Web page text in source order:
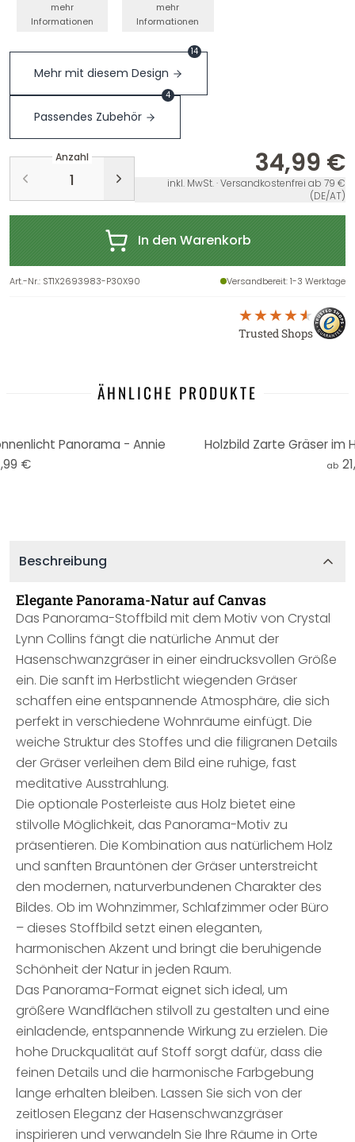
mehr
Informationen
mehr
Informationen
Mehr mit diesem Design
14
Passendes Zubehör
4
Anzahl 34,99 €
inkl. MwSt. · Versandkostenfrei ab 79 €
(DE/AT)
In den Warenkorb
Art.-Nr.: ST1X2693983-P30X90 Versandbereit: 1-3 Werktage
Trusted Shops
ÄHNLICHE PRODUKTE
Panorama - Annie
€
Holzbild Zarte Gräser im
ab
Beschreibung
Elegante Panorama-Natur auf Canvas
Das Panorama-Stoffbild mit dem Motiv von Crystal
Lynn Collins fängt die natürliche Anmut der
Hasenschwanzgräser in einer eindrucksvollen Größe
ein. Die sanft im Herbstlicht wiegenden Gräser
schaffen eine entspannende Atmosphäre, die sich
perfekt in verschiedene Wohnräume einfügt. Die
weiche Struktur des Stoffes und die filigranen Details
der Gräser verleihen dem Bild eine ruhige, fast
meditative Ausstrahlung.
Die optionale Posterleiste aus Holz bietet eine
stilvolle Möglichkeit, das Panorama-Motiv zu
präsentieren. Die Kombination aus natürlichem Holz
und sanften Brauntönen der Gräser unterstreicht
den modernen, naturverbundenen Charakter des
Bildes. Ob im Wohnzimmer, Schlafzimmer oder Büro
– dieses Stoffbild setzt einen eleganten,
harmonischen Akzent und bringt die beruhigende
Schönheit der Natur in jeden Raum.
Das Panorama-Format eignet sich ideal, um
größere Wandflächen stilvoll zu gestalten und eine
einladende, entspannende Wirkung zu erzielen. Die
hohe Druckqualität auf Stoff sorgt dafür, dass die
feinen Details und die harmonische Farbgebung
lange erhalten bleiben. Lassen Sie sich von der
zeitlosen Eleganz der Hasenschwanzgräser
inspirieren und verwandeln Sie Ihre Räume in Orte